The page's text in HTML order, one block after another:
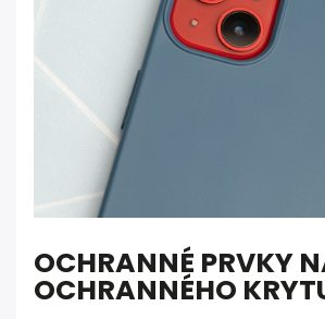
OCHRANNÉ PRVKY
OCHRANNÉHO